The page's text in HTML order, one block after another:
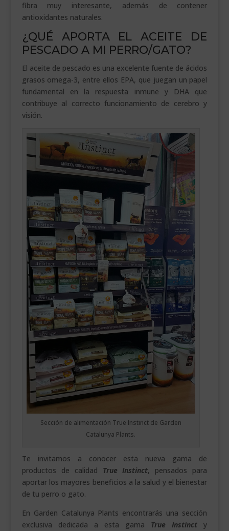
fibra muy interesante, además de contener
antioxidantes naturales.
¿QUÉ APORTA EL ACEITE DE
PESCADO A MI PERRO/GATO?
El aceite de pescado es una excelente fuente de ácidos
grasos omega-3, entre ellos EPA, que juegan un papel
fundamental en la respuesta inmune y DHA que
contribuye al correcto funcionamiento de cerebro y
visión.
Sección de alimentación True Instinct de Garden
Catalunya Plants.
Te invitamos a conocer esta nueva gama de
productos de calidad True Instinct, pensados para
aportar los mayores beneficios a la salud y el bienestar
de tu perro o gato.
En Garden Catalunya Plants encontrarás una sección
exclusiva dedicada a esta gama True Instinct y